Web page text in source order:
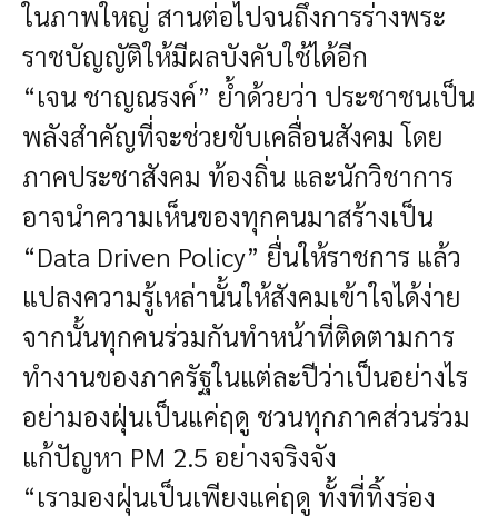
ในภาพใหญ่ สานต่อไปจนถึงการร่างพระ
ราชบัญญัติให้มีผลบังคับใช้ได้อีก
“เจน ชาญณรงค์” ย้ำด้วยว่า ประชาชนเป็น
พลังสำคัญที่จะช่วยขับเคลื่อนสังคม โดย
ภาคประชาสังคม ท้องถิ่น และนักวิชาการ
อาจนำความเห็นของทุกคนมาสร้างเป็น
“Data Driven Policy” ยื่นให้ราชการ แล้ว
แปลงความรู้เหล่านั้นให้สังคมเข้าใจได้ง่าย
จากนั้นทุกคนร่วมกันทำหน้าที่ติดตามการ
ทำงานของภาครัฐในแต่ละปีว่าเป็นอย่างไร
อย่ามองฝุ่นเป็นแค่ฤดู ชวนทุกภาคส่วนร่วม
แก้ปัญหา PM 2.5 อย่างจริงจัง
“เรามองฝุ่นเป็นเพียงแค่ฤดู ทั้งที่ทิ้งร่อง